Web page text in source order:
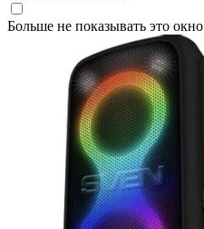
Больше не показывать это окно